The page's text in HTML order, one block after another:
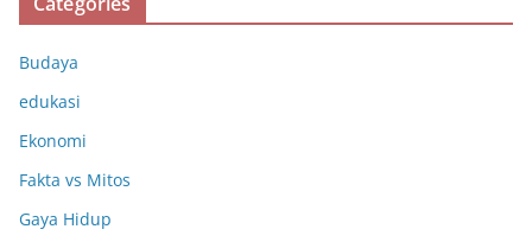
Budaya
edukasi
Ekonomi
Fakta vs Mitos
Gaya Hidup